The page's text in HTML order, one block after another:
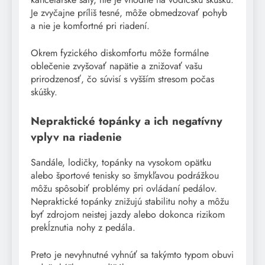
Je zvyčajne príliš tesné, môže obmedzovať pohyb
a nie je komfortné pri riadení.
Okrem fyzického diskomfortu môže formálne
oblečenie zvyšovať napätie a znižovať vašu
prirodzenosť, čo súvisí s vyšším stresom počas
skúšky.
Nepraktické topánky a ich negatívny
vplyv na riadenie
Sandále, lodičky, topánky na vysokom opätku
alebo športové tenisky so šmykľavou podrážkou
môžu spôsobiť problémy pri ovládaní pedálov.
Nepraktické topánky znižujú stabilitu nohy a môžu
byť zdrojom neistej jazdy alebo dokonca rizikom
prekĺznutia nohy z pedála.
Preto je nevyhnutné vyhnúť sa takýmto typom obuvi